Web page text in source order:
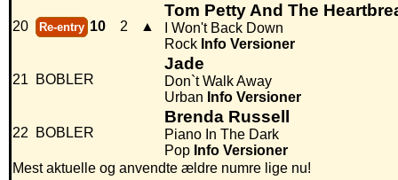
20 Re-entry 10 2 ▲
Tom Petty And The
I Won't Back Down
Rock Info Versioner
21 BOBLER
Jade
Don`t Walk Away
Urban Info Versioner
22 BOBLER
Brenda Russell
Piano In The Dark
Pop Info Versioner
Mest aktuelle og anvendte ældre numre lige nu!